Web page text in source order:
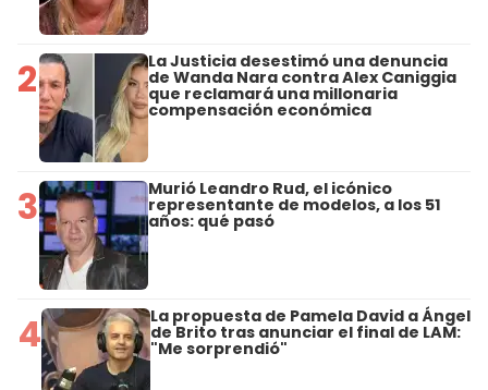
2 La Justicia desestimó una denuncia
de Wanda Nara contra Alex Caniggia
que reclamará una millonaria
compensación económica
3 Murió Leandro Rud, el icónico
representante de modelos, a los 51
años: qué pasó
4 La propuesta de Pamela David a Ángel
de Brito tras anunciar el final de LAM:
"Me sorprendió"